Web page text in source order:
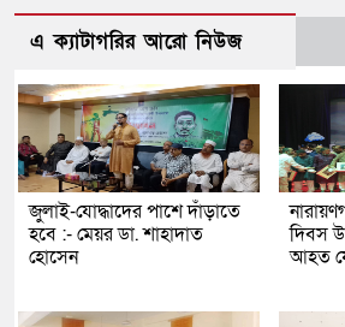
এ ক্যাটাগরির আরো নিউজ
জুলাই-যোদ্ধাদের পাশে দাঁড়াতে
হবে :- মেয়র ডা. শাহাদাত
হোসেন
দিবস
আহত